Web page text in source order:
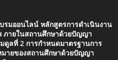
รมออนไลน์ หลักสูตรการดำเนินงาน
ภายในสถานศึกษาด้วยปัญญา
ดูลที่ 2 การกำหนดมาตรฐานการ
มายของสถานศึกษาด้วยปัญญา